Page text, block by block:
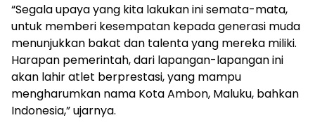
“Segala upaya yang kita lakukan ini semata-mata,
untuk memberi kesempatan kepada generasi muda
menunjukkan bakat dan talenta yang mereka miliki.
Harapan pemerintah, dari lapangan-lapangan ini
akan lahir atlet berprestasi, yang mampu
mengharumkan nama Kota Ambon, Maluku, bahkan
Indonesia,” ujarnya.